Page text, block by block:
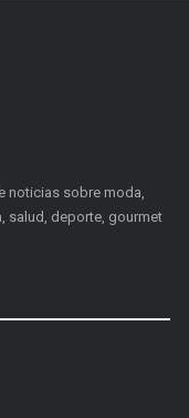
noticias sobre moda,
salud, deporte, gourmet